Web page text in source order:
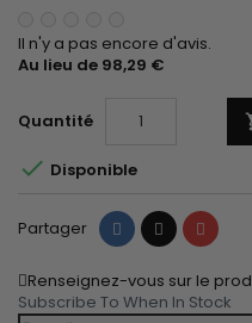
Il n'y a pas encore d'avis.
Au lieu de 98,29 €
Quantité
 Disponible
Partager PartagerTweet
Renseignez-vous sur le
Subscribe To When In Stock